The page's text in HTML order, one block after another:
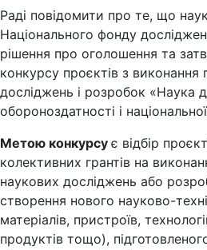
Раді повідомити про те, що
Національного фонду
рішення про оголошення та
конкурсу проєктів з
досліджень і розробок «Наука
обороноздатності і
Метою конкурсу є відбір
колективних грантів на
наукових досліджень або
створення нового науково-
матеріалів, пристроїв,
продуктів тощо),